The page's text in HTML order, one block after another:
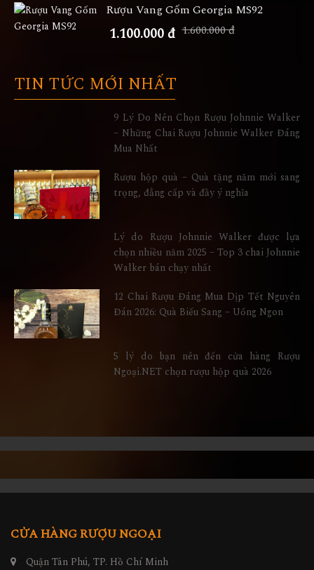
Rượu Vang Gốm Georgia MS92
1.100.000 đ 1.600.000 đ
TIN TỨC MỚI NHẤT
9 Lý Do Nên Chọn Rượu Johnnie Walker
– Những Chai Rượu Johnnie Walker Đáng
Mua Nhất
Rượu hộp quà – Quà tặng năm mới sang
trọng, đẳng cấp và đầy ý nghĩa
Lý do Rượu Johnnie Walker được lựa
chọn nhiều năm 2025 – Top 3 chai Johnnie
Walker bán chạy nhất
12 Chai Rượu Đáng Mua Dịp Tết Nguyên
Đán 2026: Quà Biếu Sang – Uống Ngon
5 lý do bạn nên đến cửa hàng Rượu
Ngoại.NET chọn rượu hộp quà 2026
CỬA HÀNG RƯỢU NGOẠI
Quận Tân Phú, TP. Hồ Chí Minh